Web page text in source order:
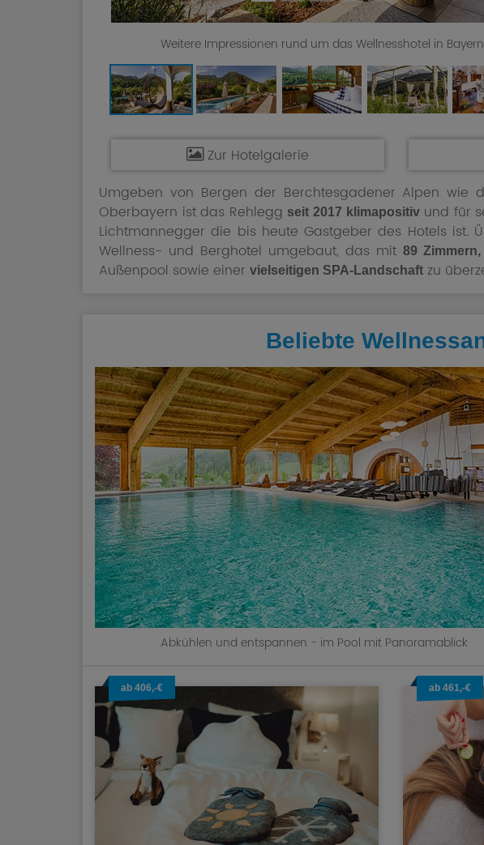
Weitere Impressionen rund um das Wellnesshotel in Bayern
Zur Hotelgalerie
Umgeben von Bergen der Berchtesgadener Alpen wie
Oberbayern ist das Rehlegg seit 2017 klimapositivund für
Lichtmannegger die bis heute Gastgeber des Hotels ist.
Wellness- und Berghotel umgebaut, das mit 89
Außenpool sowie einer vielseitigen SPA-Landschaft zu
Beliebte
Abkühlen und entspannen - im Pool mit Panoramablick
ab 406,-€ ab 461,-€